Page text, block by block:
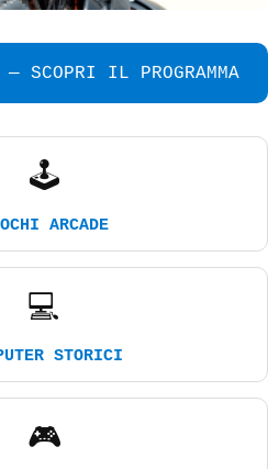
SCOPRI IL PROGRAMMA
🕹️
ARCADE
💻
STORICI
🎮